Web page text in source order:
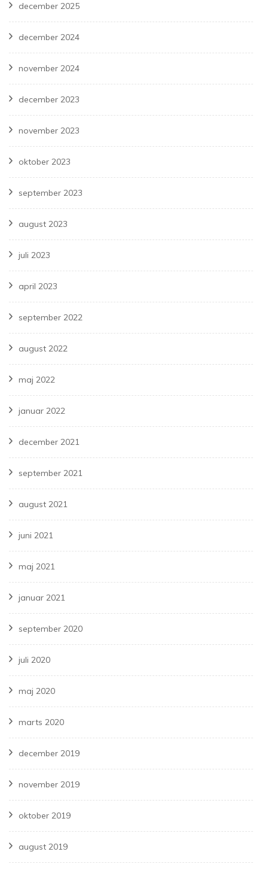
december 2025
december 2024
november 2024
december 2023
november 2023
oktober 2023
september 2023
august 2023
juli 2023
april 2023
september 2022
august 2022
maj 2022
januar 2022
december 2021
september 2021
august 2021
juni 2021
maj 2021
januar 2021
september 2020
juli 2020
maj 2020
marts 2020
december 2019
november 2019
oktober 2019
august 2019